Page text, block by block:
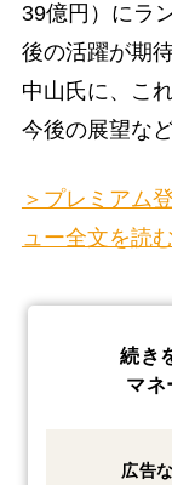
39億円）にラ
後の活躍が期
中山氏に、こ
今後の展望な
＞プレミアム
ュー全文を読
続き
マネ
広告